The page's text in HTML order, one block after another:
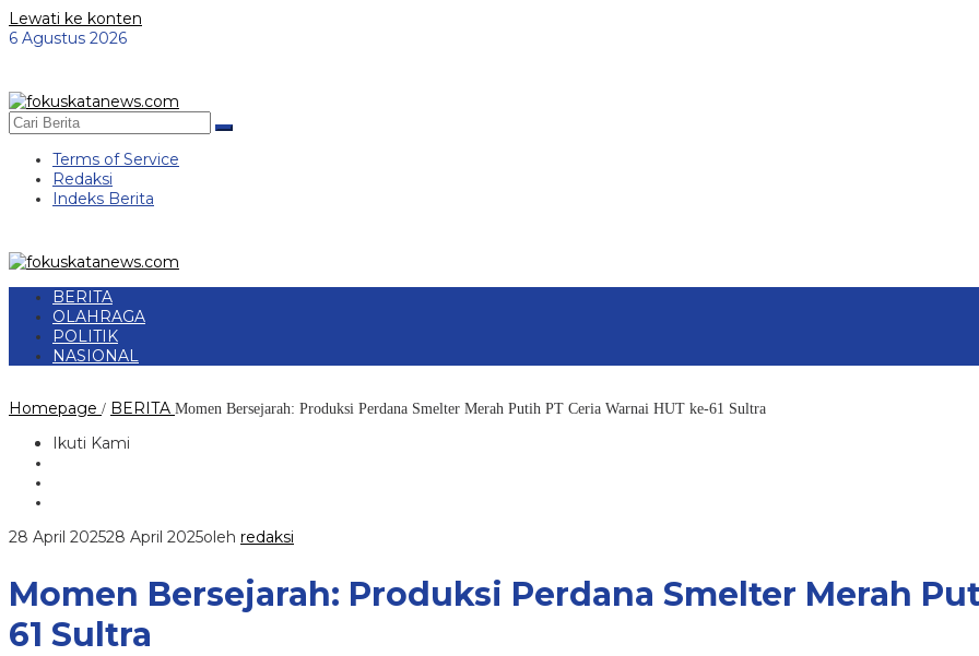
Lewati ke konten
6 Agustus 2026
Terms of Service
Redaksi
Indeks Berita
BERITA
OLAHRAGA
POLITIK
NASIONAL
Homepage / BERITA Momen Bersejarah: Produksi Perdana Smelter Merah Putih PT Ceria Warnai HUT ke-61 Sultra
Ikuti Kami
28 April 202528 April 2025oleh redaksi
Momen Bersejarah: Produksi Perdana Smelter Merah
61 Sultra